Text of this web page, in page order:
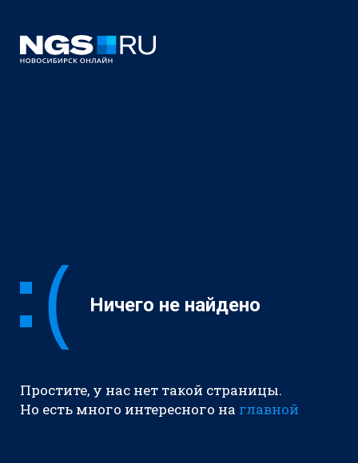
Ничего не найдено
Простите, у нас нет такой страницы.
Но есть много интересного на главной